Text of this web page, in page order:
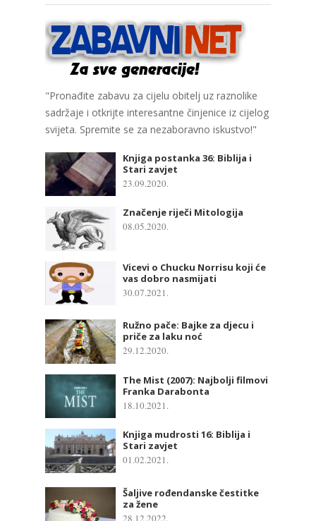
"Pronađite zabavu za cijelu obitelj uz raznolike
sadržaje i otkrijte interesantne činjenice iz cijelog
svijeta. Spremite se za nezaboravno iskustvo!"
Knjiga postanka 36: Biblija i
Stari zavjet
23.09.2020.
Značenje riječi Mitologija
08.05.2020.
Vicevi o Chucku Norrisu koji će
vas dobro nasmijati
30.07.2021.
Ružno pače: Bajke za djecu i
priče za laku noć
29.12.2020.
The Mist (2007): Najbolji filmovi
Franka Darabonta
18.10.2021.
Knjiga mudrosti 16: Biblija i
Stari zavjet
01.02.2021.
Šaljive rođendanske čestitke
za žene
28.12.2022.